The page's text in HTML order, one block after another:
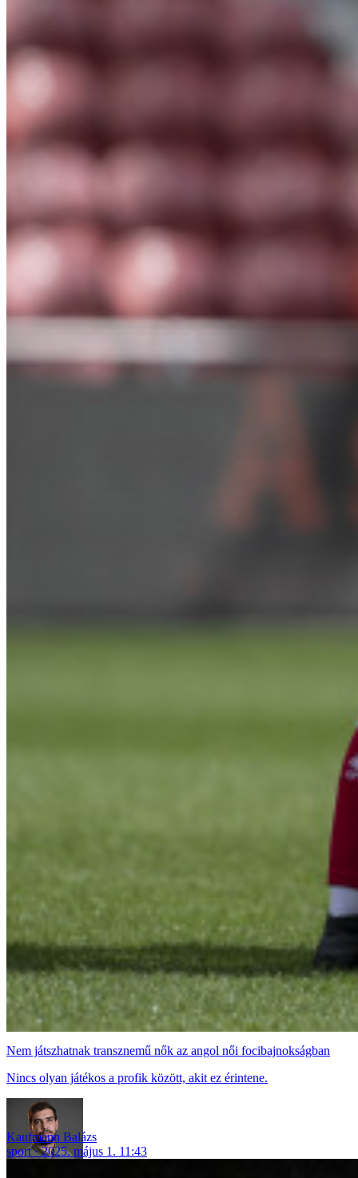
Nem játszhatnak transznemű nők az angol női focibajnokságban
Nincs olyan játékos a profik között, akit ez érintene.
Kaufmann Balázs
sport
2025. május 1. 11:43